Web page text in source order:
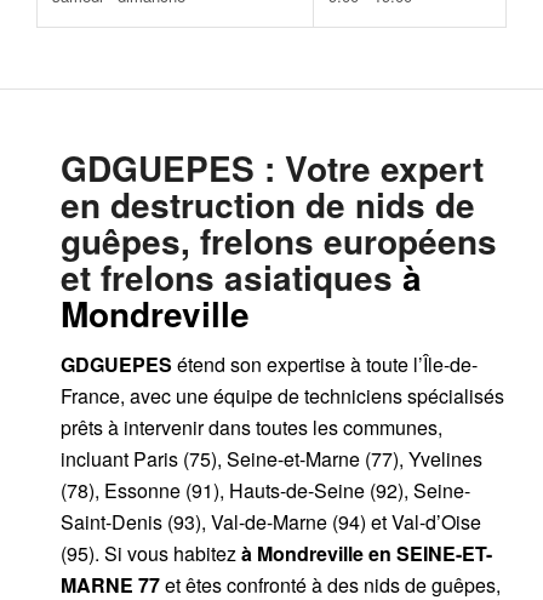
GDGUEPES : Votre expert
en destruction de nids de
guêpes, frelons européens
et frelons asiatiquesà
Mondreville
GDGUEPES étend son expertise à toute l’Île-de-
France, avec une équipe de techniciens spécialisés
prêts à intervenir dans toutes les communes,
incluant Paris (75), Seine-et-Marne (77), Yvelines
(78), Essonne (91), Hauts-de-Seine (92), Seine-
Saint-Denis (93), Val-de-Marne (94) et Val-d’Oise
(95). Si vous habitez à Mondrevilleen SEINE-ET-
MARNE 77et êtes confronté à des nids de guêpes,